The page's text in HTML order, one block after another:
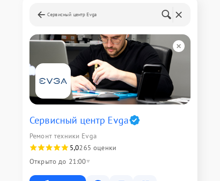
Сервисный центр Evga
Сервисный центр Evga
Ремонт техники Evga
5,0265 оценки
Открыто до 21:00